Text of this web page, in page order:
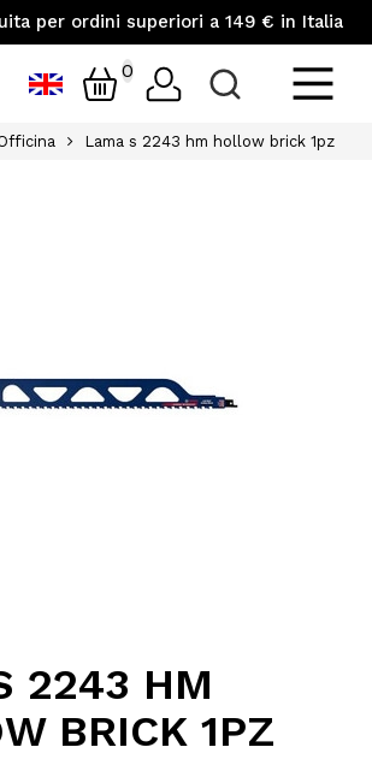
per ordini superiori a 149 € in Italia
0
Lama s 2243 hm hollow brick 1pz
2243 HM
BRICK 1PZ